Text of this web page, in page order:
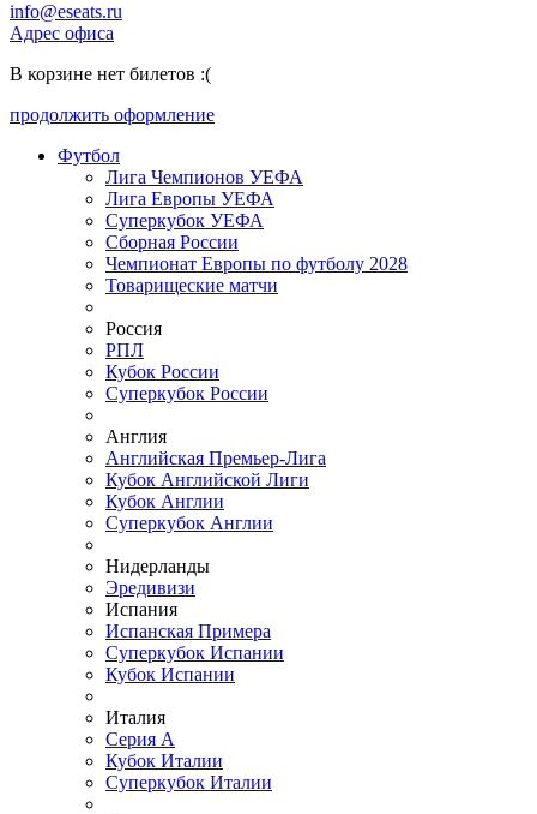
info@eseats.ru
Адрес офиса
В корзине нет билетов :(
продолжить оформление
Футбол
Лига Чемпионов УЕФА
Лига Европы УЕФА
Суперкубок УЕФА
Сборная России
Чемпионат Европы по футболу 2028
Товарищеские матчи
Россия
РПЛ
Кубок России
Суперкубок России
Англия
Английская Премьер-Лига
Кубок Английской Лиги
Кубок Англии
Суперкубок Англии
Нидерланды
Эредивизи
Испания
Испанская Примера
Суперкубок Испании
Кубок Испании
Италия
Серия А
Кубок Италии
Суперкубок Италии